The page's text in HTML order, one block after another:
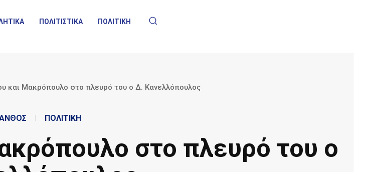
ΠΟΛΙΤΙΣΤΙΚΑ ΠΟΛΙΤΙΚΗ
και Μακρόπουλο στο πλευρό του ο Δ. Κανελλόπουλος
ΠΟΛΙΤΙΚΗ
στο πλευρό του ο